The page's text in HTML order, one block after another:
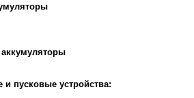
и пусковые устройства: